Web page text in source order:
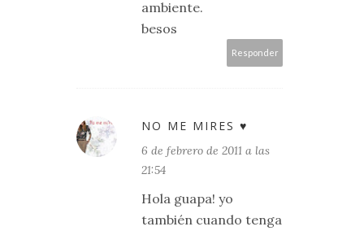
ambiente.
besos
Responder
NO ME MIRES ♥
6 de febrero de 2011 a las
21:54
Hola guapa! yo
también cuando tenga